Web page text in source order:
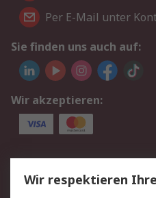
Per E-Mail unter
Sie finden uns auch auf:
Wir akzeptieren:
Service
Value Added Services
Wir respektieren